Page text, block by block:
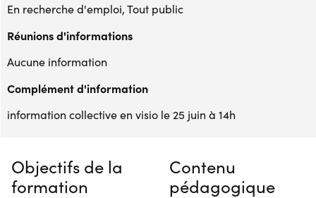
En recherche d'emploi, Tout public
Réunions d'informations
Aucune information
Complément d'information
information collective en visio le 25 juin à 14h
Objectifs de la
formation
Contenu
pédagogique